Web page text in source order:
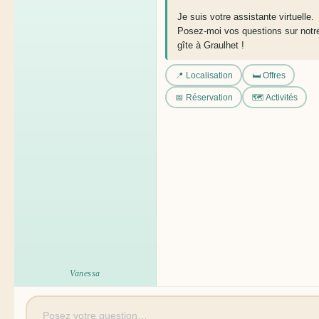
Vanessa
Je suis votre assistante virtuelle.
Posez-moi vos questions sur
gîte à Graulhet !
📍 Localisation 🛏️ Offres
📅 Réservation 🗺️ Activités